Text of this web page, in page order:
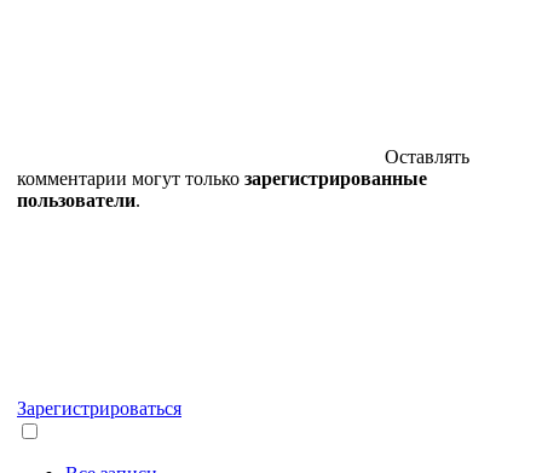
Оставлять
комментарии могут только зарегистрированные
пользователи.
Зарегистрироваться